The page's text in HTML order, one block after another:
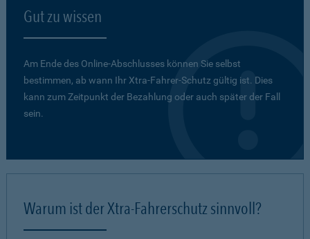
Gut zu wissen
Am Ende des Online-Abschlusses können Sie selbst
bestimmen, ab wann Ihr Xtra-Fahrer-Schutz gültig ist. Dies
kann zum Zeitpunkt der Bezahlung oder auch später der Fall
sein.
Warum ist der Xtra-Fahrerschutz sinnvoll?